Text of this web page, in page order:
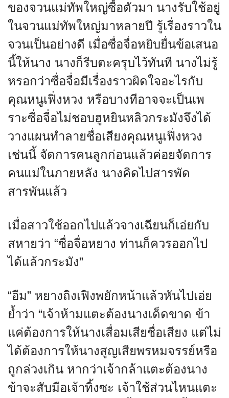
ของจวนแม่ทัพใหญ่ซื้อตัวมา นางรับใช้อยู่
ในจวนแม่ทัพใหญ่มาหลายปี รู้เรื่องราวใน
จวนเป็นอย่างดี เมื่อซื่อจื่อหยิบยื่นข้อเสนอ
นี้ให้นาง นางก็รีบตะครุบไว้ทันที นางไม่รู้
หรอกว่าซื่อจื่อมีเรื่องราวผิดใจอะไรกับ
คุณหนูเฟิ่งหวง หรือบางทีอาจจะเป็นเพ
ราะซื่อจื่อไม่ชอบฮูหยินหลิวกระมังจึงได้
วางแผนทำลายชื่อเสียงคุณหนูเฟิ่งหวง
เช่นนี้ จัดการคนลูกก่อนแล้วค่อยจัดการ
คนแม่ในภายหลัง นางคิดไปสารพัด
สารพันแล้ว
เมื่อสาวใช้ออกไปแล้วจางเฉียนก็เอ่ยกับ
สหายว่า “ซื่อจื่อหยาง ท่านก็ควรออกไป
ได้แล้วกระมัง”
“อืม” หยางถิงเฟิงพยักหน้าแล้วหันไปเอ่ย
ย้ำว่า “เจ้าห้ามแตะต้องนางเด็ดขาด ข้า
แค่ต้องการให้นางเสื่อมเสียชื่อเสียง แต่ไม่
ได้ต้องการให้นางสูญเสียพรหมจรรย์หรือ
ถูกล่วงเกิน หากว่าเจ้ากล้าแตะต้องนาง
ข้าจะสับมือเจ้าทิ้งซะ เจ้าใช้ส่วนไหนแตะ